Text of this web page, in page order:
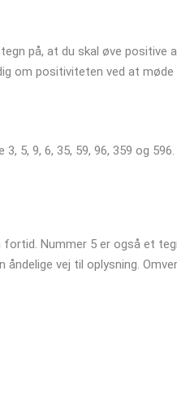
på, at du skal øve positive
om positiviteten ved at møde
5, 9, 6, 35, 59, 96, 359 og
Nummer 5 er også et
vej til oplysning.